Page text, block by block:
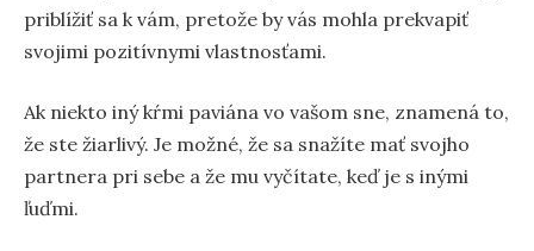
priblížiť sa k vám, pretože by vás mohla prekvapiť
svojimi pozitívnymi vlastnosťami.
Ak niekto iný kŕmi paviána vo vašom sne, znamená to,
že ste žiarlivý. Je možné, že sa snažíte mať svojho
partnera pri sebe a že mu vyčítate, keď je s inými
ľuďmi.